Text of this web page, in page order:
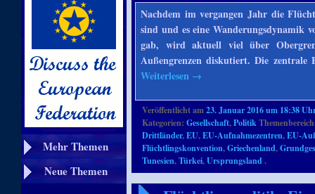
Mehr Themen
Neue Themen
Nachdem im vergangen Jahr die
sind und es eine Wanderungsdynamik
gab, wird aktuell viel über
Außengrenzen diskutiert. Die zentrale
Weiterlesen →
Veröffentlicht am23. Januar 2016 um 18:38
Kategorien:Gesellschaft,Politik
Drittländer,EU,EU-Aufnahmezentren,EU-
Flüchtlingskonvention,Griechenland,
Tunesien,Türkei,Ursprungsland.